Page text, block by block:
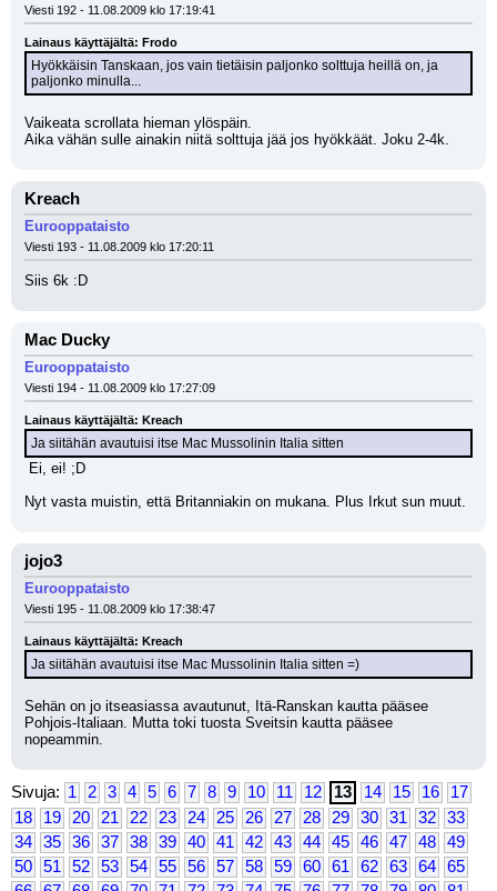
Viesti 192 - 11.08.2009 klo 17:19:41
Lainaus käyttäjältä: Frodo
Hyökkäisin Tanskaan, jos vain tietäisin paljonko solttuja heillä on, ja
paljonko minulla...
Vaikeata scrollata hieman ylöspäin.
Aika vähän sulle ainakin niitä solttuja jää jos hyökkäät. Joku 2-4k.
Kreach
Eurooppataisto
Viesti 193 - 11.08.2009 klo 17:20:11
Siis 6k :D
Mac Ducky
Eurooppataisto
Viesti 194 - 11.08.2009 klo 17:27:09
Lainaus käyttäjältä: Kreach
Ja siitähän avautuisi itse Mac Mussolinin Italia sitten
Ei, ei! ;D
Nyt vasta muistin, että Britanniakin on mukana. Plus Irkut sun muut.
jojo3
Eurooppataisto
Viesti 195 - 11.08.2009 klo 17:38:47
Lainaus käyttäjältä: Kreach
Ja siitähän avautuisi itse Mac Mussolinin Italia sitten =)
Sehän on jo itseasiassa avautunut, Itä-Ranskan kautta pääsee
Pohjois-Italiaan. Mutta toki tuosta Sveitsin kautta pääsee
nopeammin.
Sivuja: 1 2 3 4 5 6 7 8 9 10 11 12 13 14 15 16
17
18
19 20 21 22 23 24 25 26 27 28 29 30 31 32
33
34
35 36 37 38 39 40 41 42 43 44 45 46 47 48
49
50
51 52 53 54 55 56 57 58 59 60 61 62 63 64
65